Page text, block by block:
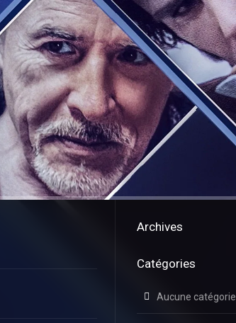
Archives
Catégories
Aucune catégorie